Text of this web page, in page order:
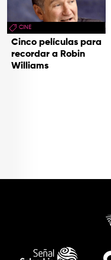
CINE
Cinco películas para
recordar a Robin
Williams